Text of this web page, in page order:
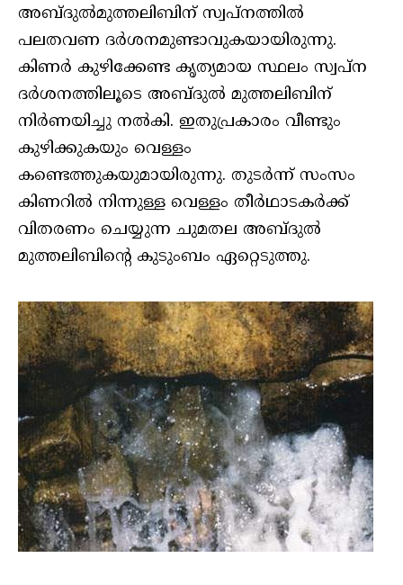
അബ്ദുല്‍മുത്തലിബിന് സ്വപ്‌നത്തില്‍
പലതവണ ദര്‍ശനമുണ്ടാവുകയായിരുന്നു.
കിണര്‍ കുഴിക്കേണ്ട കൃത്യമായ സ്ഥലം സ്വപ്‌ന
ദര്‍ശനത്തിലൂടെ അബ്ദുല്‍ മുത്തലിബിന്
നിര്‍ണയിച്ചു നല്‍കി. ഇതുപ്രകാരം വീണ്ടും
കുഴിക്കുകയും വെള്ളം
കണ്ടെത്തുകയുമായിരുന്നു. തുടര്‍ന്ന് സംസം
കിണറില്‍ നിന്നുള്ള വെള്ളം തീര്‍ഥാടകര്‍ക്ക്
വിതരണം ചെയ്യുന്ന ചുമതല അബ്ദുല്‍
മുത്തലിബിന്റെ കുടുംബം ഏറ്റെടുത്തു.